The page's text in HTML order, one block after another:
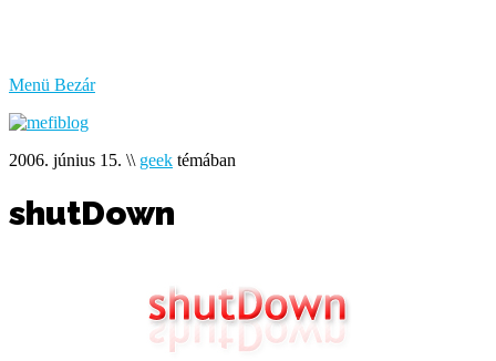
Menü Bezár
2006. június 15. \\ geek témában
shutDown